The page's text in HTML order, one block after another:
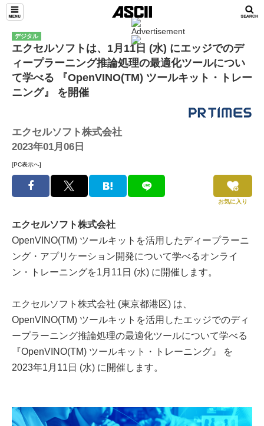
デジタル
エクセルソフトは、1月11日 (水) にエッジでのデ
ィープラーニング推論処理の最適化ツールについ
て学べる 『OpenVINO(TM) ツールキット・トレー
ニング』 を開催
エクセルソフト株式会社
2023年01月06日
[PC表示へ]
お気に入り
エクセルソフト株式会社
OpenVINO(TM) ツールキットを活用したディープラーニ
ング・アプリケーション開発について学べるオンライ
ン・トレーニングを1月11日 (水) に開催します。
エクセルソフト株式会社 (東京都港区) は、
OpenVINO(TM) ツールキットを活用したエッジでのディ
ープラーニング推論処理の最適化ツールについて学べる
『OpenVINO(TM) ツールキット・トレーニング』 を
2023年1月11日 (水) に開催します。